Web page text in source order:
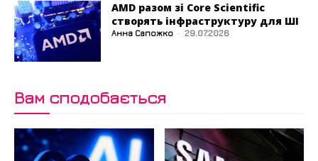
AMD разом зі Core Scientific
створять інфраструктуру для ШІ
Анна Сапожко - 29.07.2026
Вам сподобається